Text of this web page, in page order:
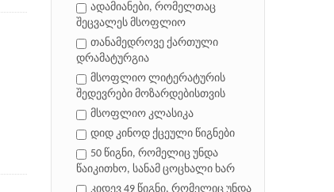
ადამიანები, რომელთაც
შეცვალეს მსოფლიო
თანამედროვე ქართული
დრამატურგია
მსოფლიო ლიტერატურის
შედევრები მოზარდებისთვის
მსოფლიო კლასიკა
დიდ კინოდ ქცეული წიგნები
50 წიგნი, რომელიც უნდა
წაიკითხო, სანამ ცოცხალი ხარ
კიდევ 49 წიგნი, რომელიც უნდა